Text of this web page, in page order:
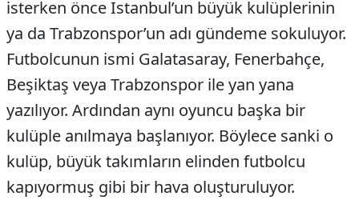
isterken önce İstanbul’un büyük kulüplerinin
ya da Trabzonspor’un adı gündeme sokuluyor.
Futbolcunun ismi Galatasaray, Fenerbahçe,
Beşiktaş veya Trabzonspor ile yan yana
yazılıyor. Ardından aynı oyuncu başka bir
kulüple anılmaya başlanıyor. Böylece sanki o
kulüp, büyük takımların elinden futbolcu
kapıyormuş gibi bir hava oluşturuluyor.